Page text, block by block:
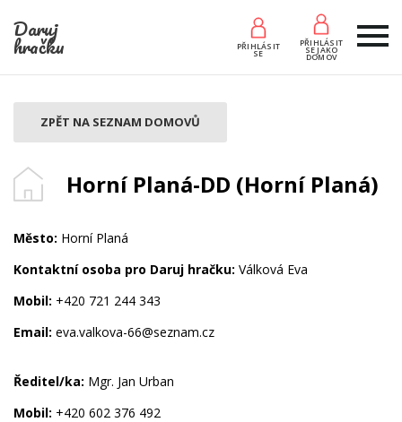
Daruj
hračku PŘIHLÁSIT
SE
PŘIHLÁSIT
SE JAKO
DOMOV
Horní Planá-DD (Horní Planá)
ZPĚT NA SEZNAM DOMOVŮ
Město: Horní Planá
Kontaktní osoba pro Daruj hračku: Válková Eva
Mobil: +420 721 244 343
Email: eva.valkova-66@seznam.cz
Ředitel/ka: Mgr. Jan Urban
Mobil: +420 602 376 492